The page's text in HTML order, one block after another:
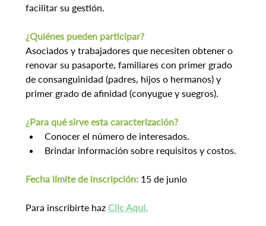
facilitar su gestión.
¿Quiénes pueden participar?
Asociados y trabajadores que necesiten obtener o
renovar su pasaporte, familiares con primer grado
de consanguinidad (padres, hijos o hermanos) y
primer grado de afinidad (conyugue y suegros).
¿Para qué sirve esta caracterización?
Conocer el número de interesados.
Brindar información sobre requisitos y costos.
Fecha límite de inscripción: 15 de junio
Para inscribirte haz Clic Aquí.